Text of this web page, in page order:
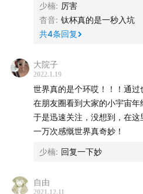
少楠: 厉害
杳音: 钛杯真的是一秒入坑
共4条回复
大院子
2022.1.19
世界真的是个环哎！！！通过
在朋友圈看到大家的小宇宙年
于是迅速关注，没想到，在这
一万次感慨世界真奇妙！
少楠: 回复一下妙
自由
2021.12.11